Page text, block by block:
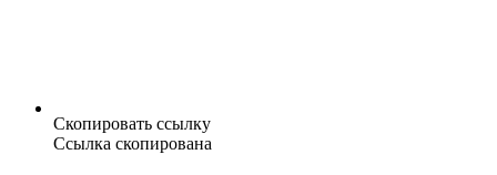
Скопировать ссылку
Ссылка скопирована